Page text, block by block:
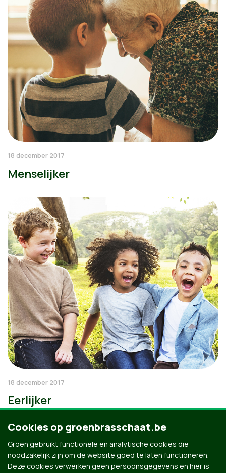
18 december 2017
Menselijker
18 december 2017
Eerlijker
Cookies op groenbrasschaat.be
Groen gebruikt functionele en analytische cookies die
noodzakelijk zijn om de website goed te laten functioneren.
Deze cookies verwerken geen persoonsgegevens en hier is